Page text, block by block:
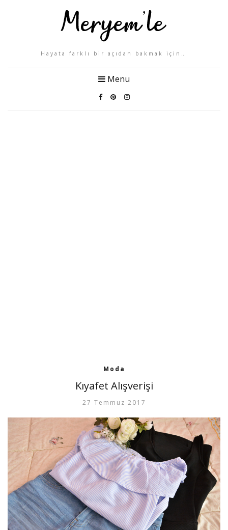
Hayata farklı bir açıdan bakmak için…
Menu
Moda
Kıyafet Alışverişi
27 Temmuz 2017